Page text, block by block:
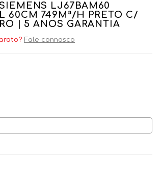
LJ67BAM60
60CM 749M³/H PRETO C/
| 5 ANOS GARANTIA
Fale connosco